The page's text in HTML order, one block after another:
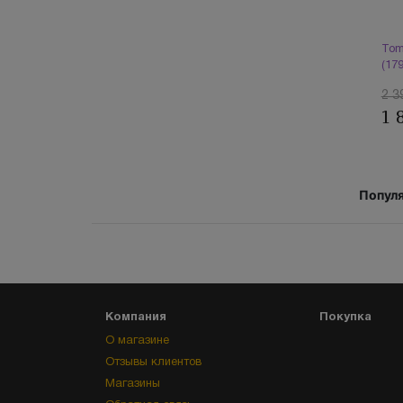
2
1
Компания
О магазине
Отзывы клиентов
Магазины
Покупка